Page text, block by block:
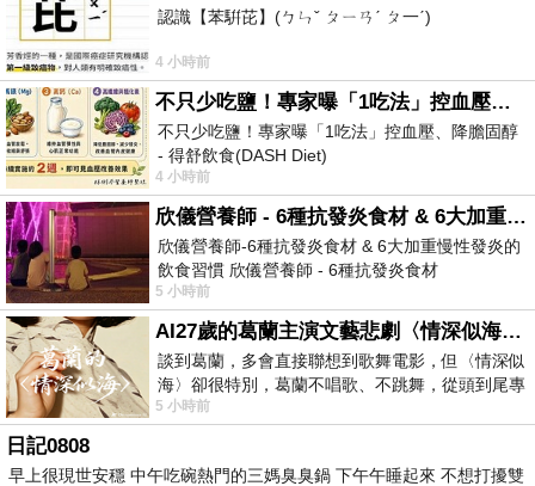
認識【苯騈芘】(ㄅㄣˇ ㄆㄧㄢˊ ㄆ一ˊ)
4 小時前
不只少吃鹽！專家曝「1吃法」控血壓、降膽固醇 - 得舒飲食(DASH Diet)
不只少吃鹽！專家曝「1吃法」控血壓、降膽固醇
- 得舒飲食(DASH Diet)
https://www.facebook.com/dietitiansophia/posts/
4 小時前
欣儀營養師 - 6種抗發炎食材 & 6大加重慢性發炎的飲食習慣
欣儀營養師-6種抗發炎食材 & 6大加重慢性發炎的
飲食習慣 欣儀營養師 - 6種抗發炎食材
https://www.facebook.com/photo/?fbid=147
5 小時前
AI27歲的葛蘭主演文藝悲劇〈情深似海〉 #戀上老電影 #葛蘭 #粟子
談到葛蘭，多會直接聯想到歌舞電影，但〈情深似
海〉卻很特別，葛蘭不唱歌、不跳舞，從頭到尾專
心演戲。拍攝期間，經常工作超過12個鐘
5 小時前
日記0808
早上很現世安穩 中午吃碗熱門的三媽臭臭鍋 下午午睡起來 不想打擾雙